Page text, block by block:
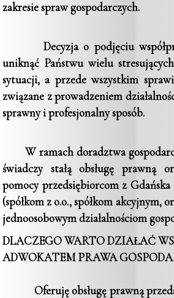
zakresie spraw gospodarczych.
Decyzja o podjęciu
uniknąć Państwu wielu
sytuacji, a przede wszystkim
związane z prowadzeniem
sprawny i profesjonalny sposób.
W ramach doradztwa
świadczy stałą obsługę prawną
pomocy przedsiębiorcom z
(spółkom z o.o., spółkom akcyjnym,
jednoosobowym działalnościom
DLACZEGO WARTO DZIAŁAĆ
ADWOKATEM PRAWA
Oferuję obsługę prawną